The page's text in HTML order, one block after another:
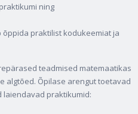
ning
praktilist kodukeemiat ja
teadmised matemaatikas
algtõed. Õpilase arengut toetavad
laiendavad praktikumid: